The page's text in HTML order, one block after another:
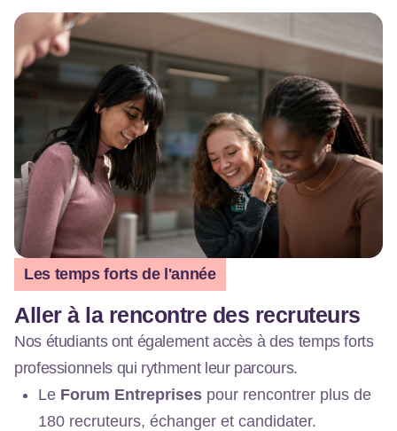
Les temps forts de l'année
Aller à la rencontre des recruteurs
Nos étudiants ont également accès à des temps forts
professionnels qui rythment leur parcours.
Le Forum Entreprises pour rencontrer plus de
180 recruteurs, échanger et candidater.